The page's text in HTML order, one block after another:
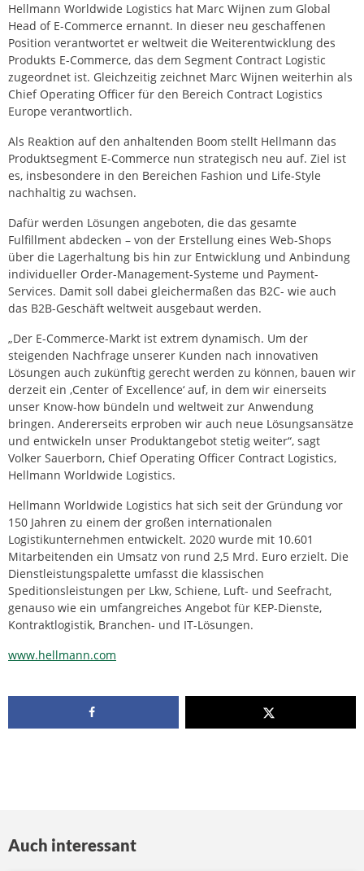
Hellmann Worldwide Logistics hat Marc Wijnen zum Global
Head of E-Commerce ernannt. In dieser neu geschaffenen
Position verantwortet er weltweit die Weiterentwicklung des
Produkts E-Commerce, das dem Segment Contract Logistic
zugeordnet ist. Gleichzeitig zeichnet Marc Wijnen weiterhin als
Chief Operating Officer für den Bereich Contract Logistics
Europe verantwortlich.
Als Reaktion auf den anhaltenden Boom stellt Hellmann das
Produktsegment E-Commerce nun strategisch neu auf. Ziel ist
es, insbesondere in den Bereichen Fashion und Life-Style
nachhaltig zu wachsen.
Dafür werden Lösungen angeboten, die das gesamte
Fulfillment abdecken – von der Erstellung eines Web-Shops
über die Lagerhaltung bis hin zur Entwicklung und Anbindung
individueller Order-Management-Systeme und Payment-
Services. Damit soll dabei gleichermaßen das B2C- wie auch
das B2B-Geschäft weltweit ausgebaut werden.
„Der E-Commerce-Markt ist extrem dynamisch. Um der
steigenden Nachfrage unserer Kunden nach innovativen
Lösungen auch zukünftig gerecht werden zu können, bauen wir
derzeit ein ‚Center of Excellence‘ auf, in dem wir einerseits
unser Know-how bündeln und weltweit zur Anwendung
bringen. Andererseits erproben wir auch neue Lösungsansätze
und entwickeln unser Produktangebot stetig weiter“, sagt
Volker Sauerborn, Chief Operating Officer Contract Logistics,
Hellmann Worldwide Logistics.
Hellmann Worldwide Logistics hat sich seit der Gründung vor
150 Jahren zu einem der großen internationalen
Logistikunternehmen entwickelt. 2020 wurde mit 10.601
Mitarbeitenden ein Umsatz von rund 2,5 Mrd. Euro erzielt. Die
Dienstleistungspalette umfasst die klassischen
Speditionsleistungen per Lkw, Schiene, Luft- und Seefracht,
genauso wie ein umfangreiches Angebot für KEP-Dienste,
Kontraktlogistik, Branchen- und IT-Lösungen.
www.hellmann.com
Auch interessant